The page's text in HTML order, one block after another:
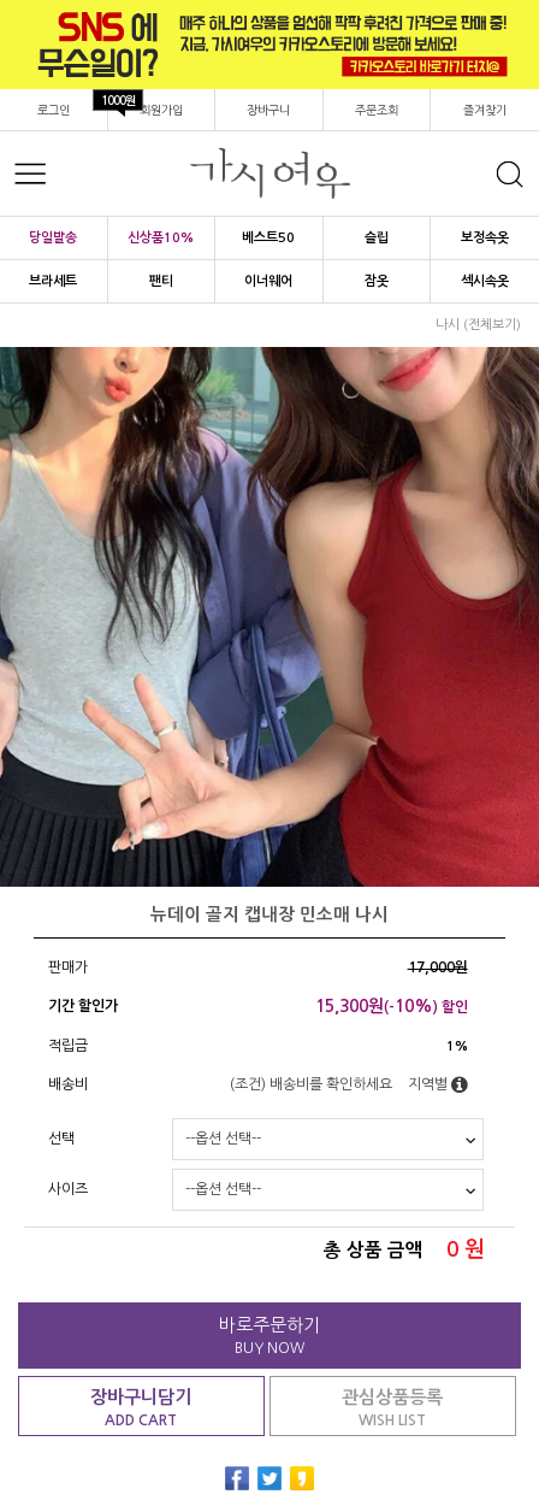
로그인 회원가입
1000원
장바구니 주문조회 즐겨찾기
당일발송 신상품10% 베스트50 슬립 보정속옷
브라세트 팬티 이너웨어 잠옷 섹시속옷
나시 (전체보기)
뉴데이 골지 캡내장 민소매 나시
판매가 17,000원
기간 할인가 15,300원(- 10%) 할인
적립금 1%
배송비 (조건) 배송비를 확인하세요 지역별
선택
사이즈
총 상품 금액 0 원
바로주문하기
BUY NOW
장바구니담기
ADD CART
관심상품등록
WISH LIST